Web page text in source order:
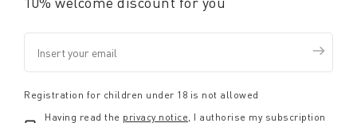
Registration for children under 18 is not allowed
Having read the privacy notice , I authorise my subscription